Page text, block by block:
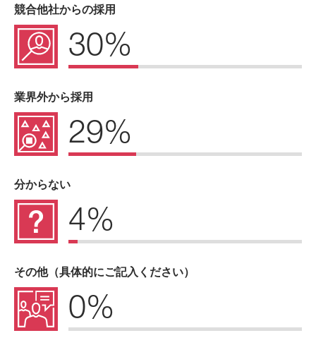
競合他社からの採用
30%
業界外から採用
29%
分からない
4%
その他（具体的にご記入ください）
0%